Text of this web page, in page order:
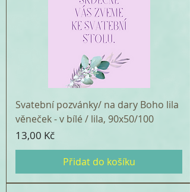
Svatební pozvánky/ na dary Boho lila
věneček - v bílé / lila, 90x50/100
Cena
13,00 Kč
Přidat do košíku